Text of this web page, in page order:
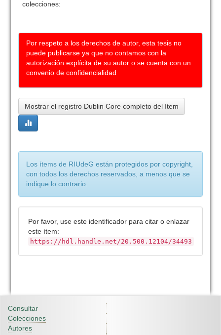
colecciones:
Por respeto a los derechos de autor, esta tesis no
puede publicarse ya que no contamos con la
autorización explícita de su autor o se cuenta con un
convenio de confidencialidad
Mostrar el registro Dublin Core completo del ítem
Los ítems de RIUdeG están protegidos por copyright,
con todos los derechos reservados, a menos que se
indique lo contrario.
Por favor, use este identificador para citar o enlazar
este ítem:
https://hdl.handle.net/20.500.12104/34493
Consultar
Colecciones
Autores